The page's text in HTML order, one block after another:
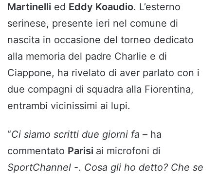
Martinelli ed Eddy Koaudio. L’esterno
serinese, presente ieri nel comune di
nascita in occasione del torneo dedicato
alla memoria del padre Charlie e di
Ciappone, ha rivelato di aver parlato con i
due compagni di squadra alla Fiorentina,
entrambi vicinissimi ai lupi.
“Ci siamo scritti due giorni fa – ha
commentato Parisi ai microfoni di
SportChannel -. Cosa gli ho detto? Che se